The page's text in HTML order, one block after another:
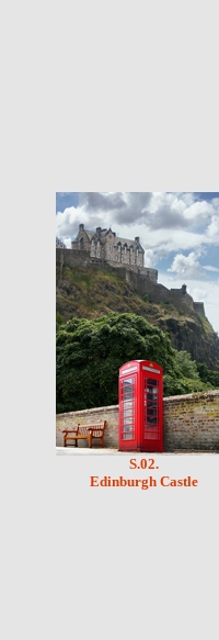
S.02.
Edinburgh Castle